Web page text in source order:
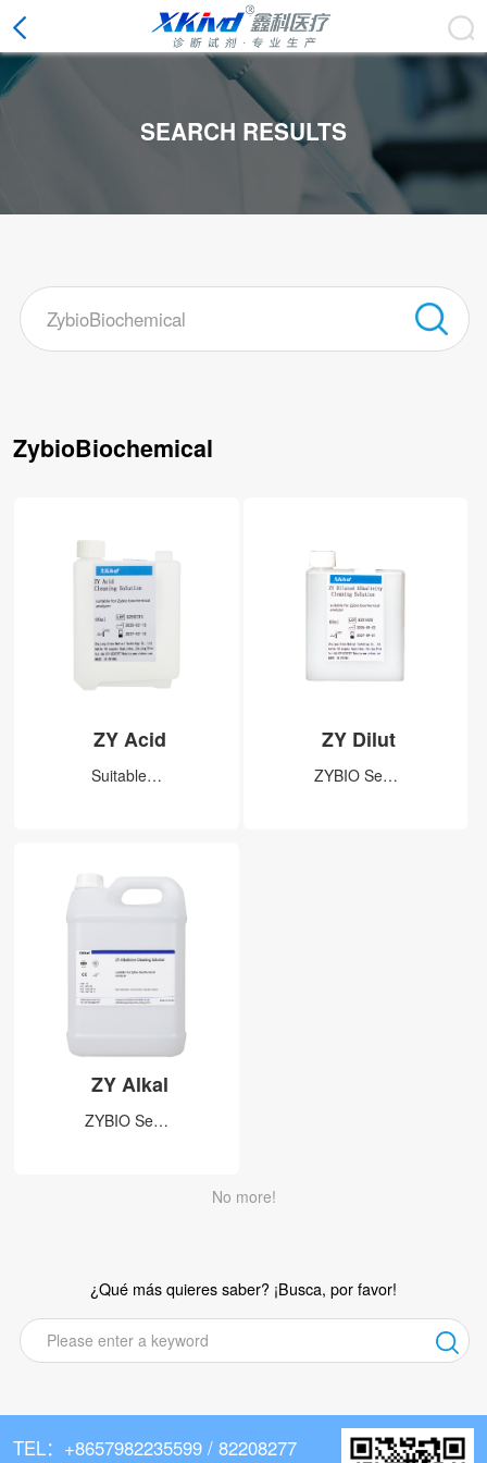
SEARCH RESULTS
ZybioBiochemical
ZY Acid
Suitable…
ZY Dilut
ZYBIO Se…
ZY Alkal
ZYBIO Se…
No more!
¿Qué más quieres saber? ¡Busca, por favor!
TEL：+8657982235599 / 82208277